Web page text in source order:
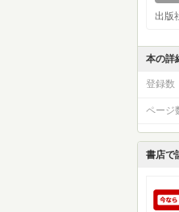
出版
本の詳
登録数
ページ
書店で